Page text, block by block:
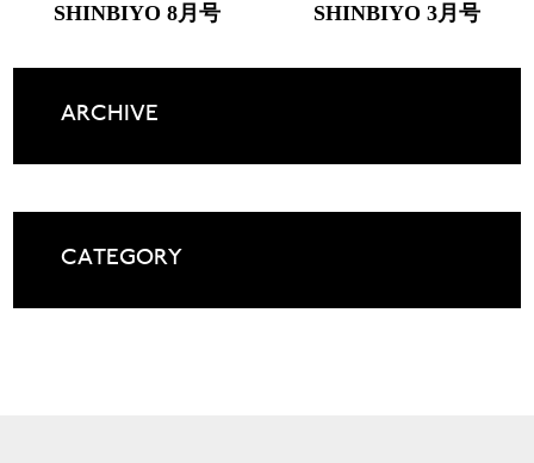
SHINBIYO 8月号 SHINBIYO 3月号
ARCHIVE
CATEGORY